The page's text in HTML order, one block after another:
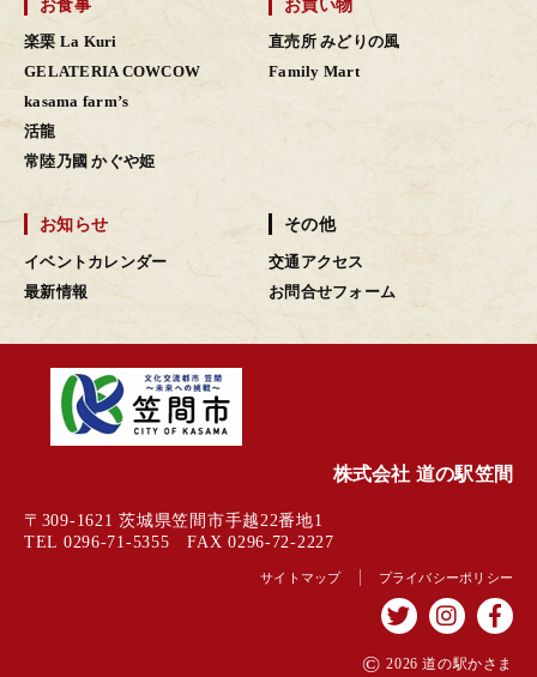
お食事
楽栗 La Kuri
GELATERIA COWCOW
kasama farm’s
活龍
常陸乃國 かぐや姫
お買い物
直売所 みどりの風
Family Mart
お知らせ
イベントカレンダー
最新情報
その他
交通アクセス
お問合せフォーム
株式会社 道の駅笠間
〒309-1621 茨城県笠間市手越22番地1
TEL 0296-71-5355 FAX 0296-72-2227
サイトマップ プライバシーポリシー
© 2026 道の駅かさま